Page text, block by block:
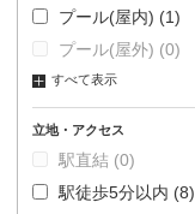
プール(屋内) (1)
プール(屋外) (0)
すべて表示
立地・アクセス
駅直結 (0)
駅徒歩5分以内 (8)